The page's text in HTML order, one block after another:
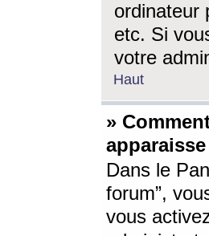
ordinateur
etc. Si
votre
Haut
»
Dans le
forum”,
vous